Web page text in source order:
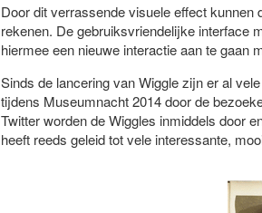
Door dit verrassende visuele effect kunnen
rekenen. De gebruiksvriendelijke interface
hiermee een nieuwe interactie aan te gaan
Sinds de lancering van Wiggle zijn er al
tijdens Museumnacht 2014 door de
Twitter worden de Wiggles inmiddels door
heeft reeds geleid tot vele interessante,